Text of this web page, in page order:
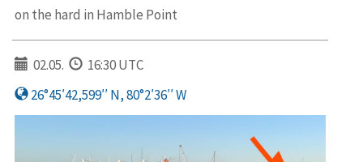
on the hard in Hamble Point
02.05.
16:30 UTC
26°45′42,599′′ N, 80°2′36′′ W